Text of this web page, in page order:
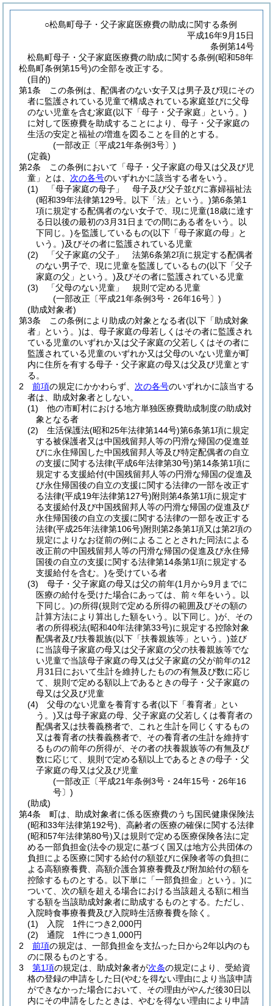
○松島町母子・父子家庭医療費の助成に関する条例
平成16年9月15日
条例第14号
松島町母子・父子家庭医療費の助成に関する条例(昭和58年
松島町条例第15号)の全部を改正する。
(目的)
第1条
この条例は、配偶者のない女子又は男子及び現にその
者に監護されている児童で構成されている家庭並びに父母
のない児童を含む家庭(以下「母子・父子家庭」という。)
に対して医療費を助成することにより、母子・父子家庭の
生活の安定と福祉の増進を図ることを目的とする。
(一部改正〔平成21年条例3号〕)
(定義)
第2条
この条例において「母子・父子家庭の母又は父及び児
童」とは、 次の各号のいずれかに該当する者をいう。
(1)
「母子家庭の母子」 母子及び父子並びに寡婦福祉法
(昭和39年法律第129号。以下「法」という。)第6条第1
項に規定する配偶者のない女子で、現に児童(18歳に達す
る日以後の最初の3月31日までの間にある者をいう。以
下同じ。)を監護しているもの(以下「母子家庭の母」と
いう。)及びその者に監護されている児童
(2)
「父子家庭の父子」 法第6条第2項に規定する配偶者
のない男子で、現に児童を監護しているもの(以下「父子
家庭の父」という。)及びその者に監護されている児童
(3)
「父母のない児童」 規則で定める児童
(一部改正〔平成21年条例3号・26年16号〕)
(助成対象者)
第3条
この条例により助成の対象となる者(以下「助成対象
者」という。)は、母子家庭の母若しくはその者に監護され
ている児童のいずれか又は父子家庭の父若しくはその者に
監護されている児童のいずれか又は父母のいない児童が町
内に住所を有する母子・父子家庭の母又は父及び児童とす
る。
2
前項の規定にかかわらず、 次の各号のいずれかに該当する
者は、助成対象者としない。
(1)
他の市町村における地方単独医療費助成制度の助成対
象となる者
(2)
生活保護法(昭和25年法律第144号)第6条第1項に規定
する被保護者又は中国残留邦人等の円滑な帰国の促進並
びに永住帰国した中国残留邦人等及び特定配偶者の自立
の支援に関する法律(平成6年法律第30号)第14条第1項に
規定する支援給付(中国残留邦人等の円滑な帰国の促進及
び永住帰国後の自立の支援に関する法律の一部を改正す
る法律(平成19年法律第127号)附則第4条第1項に規定す
る支援給付及び中国残留邦人等の円滑な帰国の促進及び
永住帰国後の自立の支援に関する法律の一部を改正する
法律(平成25年法律第106号)附則第2条第1項又は第2項の
規定によりなお従前の例によることとされた同法による
改正前の中国残留邦人等の円滑な帰国の促進及び永住帰
国後の自立の支援に関する法律第14条第1項に規定する
支援給付を含む。)を受けている者
(3)
母子・父子家庭の母又は父の前年(1月から9月までに
医療の給付を受けた場合にあっては、前々年をいう。以
下同じ。)の所得(規則で定める所得の範囲及びその額の
計算方法により算出した額をいう。以下同じ。)が、その
者の所得税法(昭和40年法律第33号)に規定する控除対象
配偶者及び扶養親族(以下「扶養親族等」という。)並び
に当該母子家庭の母又は父子家庭の父の扶養親族等でな
い児童で当該母子家庭の母又は父子家庭の父が前年の12
月31日において生計を維持したものの有無及び数に応じ
て、規則で定める額以上であるときの母子・父子家庭の
母又は父及び児童
(4)
父母のない児童を養育する者(以下「養育者」とい
う。)又は母子家庭の母、父子家庭の父若しくは養育者の
配偶者又は扶養義務者で、これと生計を同じくするもの
又は養育者の扶養義務者で、その養育者の生計を維持す
るものの前年の所得が、その者の扶養親族等の有無及び
数に応じて、規則で定める額以上であるときの母子・父
子家庭の母又は父及び児童
(一部改正〔平成21年条例3号・24年15号・26年16
号〕)
(助成)
第4条
町は、助成対象者に係る医療費のうち国民健康保険法
(昭和33年法律第192号) 、高齢者の医療の確保に関する法律
(昭和57年法律第80号)又は規則で定める医療保険各法に定
める一部負担金(法令の規定に基づく国又は地方公共団体の
負担による医療に関する給付の額並びに保険者等の負担に
よる高額療養費、高額介護合算療養費及び附加給付の額を
控除するものとする。以下単に「一部負担金」という。)に
ついて、次の額を超える場合における当該超える額に相当
する額を当該助成対象者に助成するものとする。 ただし、
入院時食事療養費及び入院時生活療養費を除く。
(1)
入院 1件につき2,000円
(2)
通院 1件につき1,000円
2
前項の規定は、一部負担金を支払った日から2年以内のも
のに限るものとする。
3
第1項の規定は、助成対象者が次条の規定により、受給資
格の登録の申請をした日(やむを得ない理由により当該申請
ができなかった場合において、その理由がやんだ後30日以
内にその申請をしたときは、やむを得ない理由により申請